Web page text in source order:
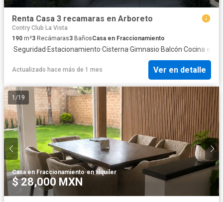
Renta Casa 3 recamaras en Arboreto
Contry Club La Vista
190 m²3 Recámaras3 BañosCasa en Fraccionamiento
·Seguridad·Estacionamiento·Cisterna·Gimnasio·Balcón·Cocina
Actualizado hace más de 1 mes Ver en detalle
1 /19
Casa en Fraccionamiento·en alquiler
$ 28,000 MXN